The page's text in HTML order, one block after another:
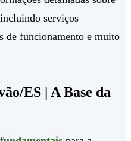
serviços
de funcionamento e muito
ES | A Base da